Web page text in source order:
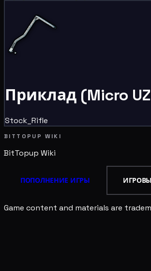
Приклад (Micro
Stock_Rifle
BITTOPUP WIKI
BitTopup Wiki
ПОПОЛНЕНИЕ ИГРЫ
Game content and materials are